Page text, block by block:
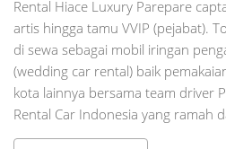
Rental Hiace Luxury Parepare
artis hingga tamu VVIP (pejabat).
di sewa sebagai mobil iringan
(wedding car rental) baik
kota lainnya bersama team driver
Rental Car Indonesia yang ramah